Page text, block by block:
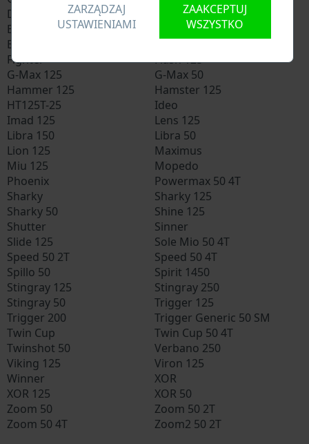
ZARZĄDZAJ
USTAWIENIAMI
ZAAKCEPTUJ
WSZYSTKO
Darkness 125
Eagle King 125
Extra 125
Extra 50 2T
Extra 50 4T
Fighter
Flash 125
G-Max 125
G-Max 50
Hammer 125
Hamster 125
HT125T-25
Ideo
Imad 125
Lens 125
Libra 150
Libra 50
Lion 125
Maximus
Miu 125
Mopedo
Phoenix
Powermax 50 4T
Sharky
Sharky 125
Sharky 50
Shine 125
Shutter
Sinner
Slide 125
Sole Mio 50 4T
Speed 50 2T
Speed 50 4T
Spillo 50
Spirit 1450
Stingray 125
Stingray 250
Stingray 50
Trigger 125
Trigger 200
Trigger Generic 50 SM
Twin Cup
Twin Cup 50 4T
Twinshot 50
Verbano 250
Viking 125
Viron 125
Winner
XOR
XOR 125
XOR 50
Zoom 50
Zoom 50 2T
Zoom 50 4T
Zoom2 50 2T